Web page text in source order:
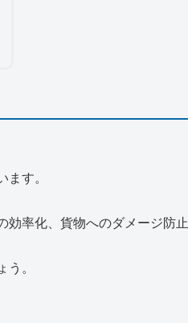
す。
効率化、貨物へのダメージ防止
。